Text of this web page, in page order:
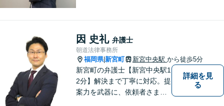
せたオーダーメイド対応を心
がけています。
因 史礼 弁護士
朝道法律事務所
福岡県|新宮町 新宮中央駅 から徒歩5分
新宮町の弁護士【新宮中央駅1
2分】解決まで丁寧に対応。提
案力を武器に、依頼者さまの
詳細を見
る